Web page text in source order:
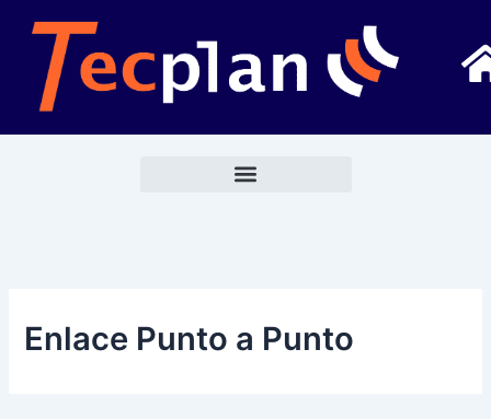
contenido
Enlace Punto a Punto